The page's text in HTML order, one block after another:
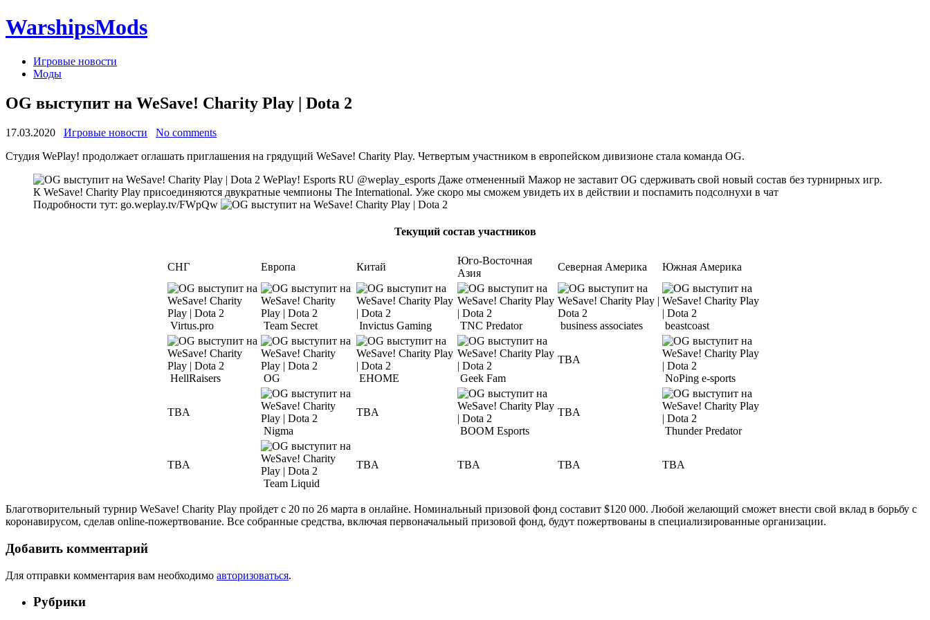
WarshipsMods
Игровые новости
Моды
OG выступит на WeSave! Charity Play | Dota 2
17.03.2020 Игровые новости
No comments
Студия WePlay! продолжает оглашать приглашения на грядущий WeSave! Charity Play. Четвертым участником в европейском дивизионе стала команда OG.
WePlay! Esports RU @weplay_esports Даже отмененный Мажор не заставит OG сдерживать свой новый состав без турнирных игр.
К WeSave! Charity Play присоединяются двукратные чемпионы The International. Уже скоро мы сможем увидеть их в действии и поспамить подсолнухи в чат
Подробности тут: go.weplay.tv/FWpQw
Текущий состав участников
СНГ Европа Китай
Юго-Восточная
Азия
Северная Америка Южная Америка
Virtus.pro Team Secret Invictus Gaming TNC Predator business associates beastcoast
HellRaisers OG EHOME Geek Fam
TBA
NoPing e-sports
TBA
Nigma
TBA
BOOM Esports
TBA
Thunder Predator
TBA
Team Liquid
TBA TBA TBA TBA
Благотворительный турнир WeSave! Charity Play пройдет с 20 по 26 марта в онлайне. Номинальный призовой фонд составит $120 000. Любой желающий сможет внести свой вклад в борьбу с
коронавирусом, сделав online-пожертвование. Все собранные средства, включая первоначальный призовой фонд, будут пожертвованы в специализированные организации.
Добавить комментарий
Для отправки комментария вам необходимо авторизоваться.
Рубрики